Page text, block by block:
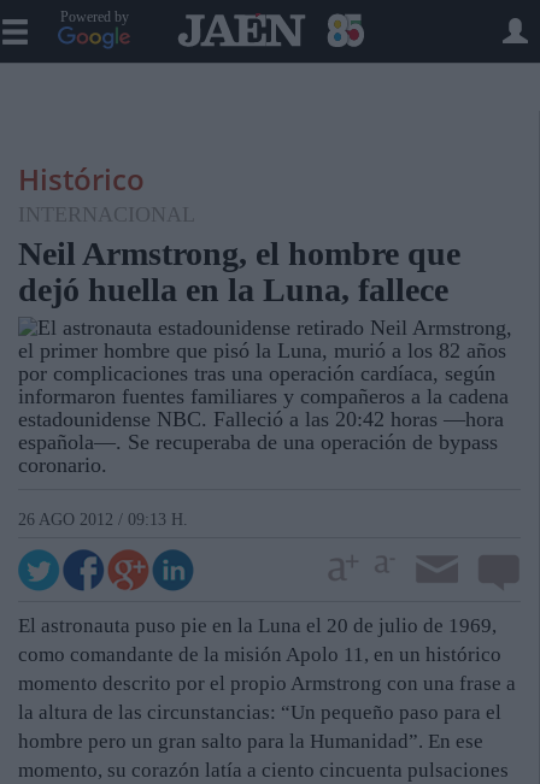
Powered by
Histórico
INTERNACIONAL
Neil Armstrong, el hombre que
dejó huella en la Luna, fallece
El astronauta estadounidense retirado Neil Armstrong,
el primer hombre que pisó la Luna, murió a los 82 años
por complicaciones tras una operación cardíaca, según
informaron fuentes familiares y compañeros a la cadena
estadounidense NBC. Falleció a las 20:42 horas —hora
española—. Se recuperaba de una operación de bypass
coronario.
26 AGO 2012 / 09:13 H.
El astronauta puso pie en la Luna el 20 de julio de 1969,
como comandante de la misión Apolo 11, en un histórico
momento descrito por el propio Armstrong con una frase a
la altura de las circunstancias: “Un pequeño paso para el
hombre pero un gran salto para la Humanidad”. En ese
momento, su corazón latía a ciento cincuenta pulsaciones